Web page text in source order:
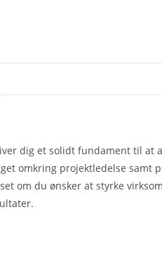
dig et solidt fundament til at
omkring projektledelse samt
om du ønsker at styrke